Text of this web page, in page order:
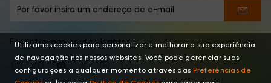
Encontre-nos nestes lugares
Utilizamos cookies para personalizar e melhorar a sua experiência
de navegação nos nossos websites. Você pode gerenciar suas
configurações a qualquer momento através das Preferências de